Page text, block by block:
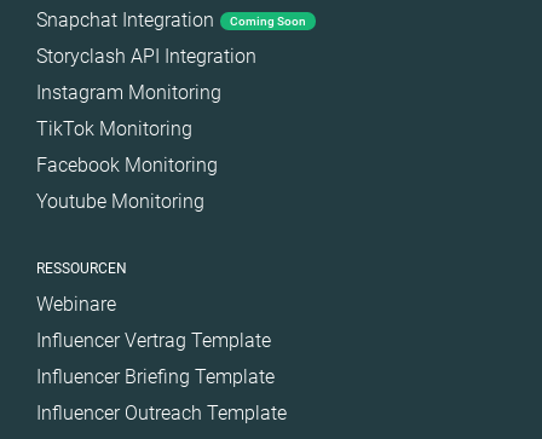
Snapchat Integration
Coming Soon
Storyclash API Integration
Instagram Monitoring
TikTok Monitoring
Facebook Monitoring
Youtube Monitoring
RESSOURCEN
Webinare
Influencer Vertrag Template
Influencer Briefing Template
Influencer Outreach Template